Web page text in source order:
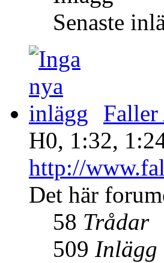
Senaste
H0, 1:32,
http://
Det här
58 Trådar
509 Inlägg